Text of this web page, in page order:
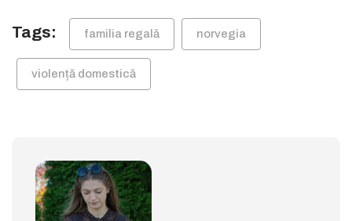
Tags: familia regală norvegia
violență domestică